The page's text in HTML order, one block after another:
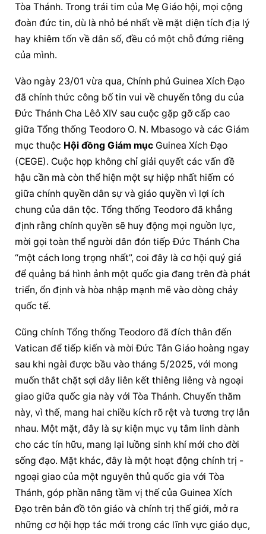
Tòa Thánh. Trong trái tim của Mẹ Giáo hội, mọi cộng
đoàn đức tin, dù là nhỏ bé nhất về mặt diện tích địa lý
hay khiêm tốn về dân số, đều có một chỗ đứng riêng
của mình.
Vào ngày 23/01 vừa qua, Chính phủ Guinea Xích Đạo
đã chính thức công bố tin vui về chuyến tông du của
Đức Thánh Cha Lêô XIV sau cuộc gặp gỡ cấp cao
giữa Tổng thống Teodoro O. N. Mbasogo và các Giám
mục thuộc Hội đồng Giám mục Guinea Xích Đạo
(CEGE). Cuộc họp không chỉ giải quyết các vấn đề
hậu cần mà còn thể hiện một sự hiệp nhất hiếm có
giữa chính quyền dân sự và giáo quyền vì lợi ích
chung của dân tộc. Tổng thống Teodoro đã khẳng
định rằng chính quyền sẽ huy động mọi nguồn lực,
mời gọi toàn thể người dân đón tiếp Đức Thánh Cha
“một cách long trọng nhất”, coi đây là cơ hội quý giá
để quảng bá hình ảnh một quốc gia đang trên đà phát
triển, ổn định và hòa nhập mạnh mẽ vào dòng chảy
quốc tế.
Cũng chính Tổng thống Teodoro đã đích thân đến
Vatican để tiếp kiến và mời Đức Tân Giáo hoàng ngay
sau khi ngài được bầu vào tháng 5/2025, với mong
muốn thắt chặt sợi dây liên kết thiêng liêng và ngoại
giao giữa quốc gia này với Tòa Thánh. Chuyến thăm
này, vì thế, mang hai chiều kích rõ rệt và tương trợ lẫn
nhau. Một mặt, đây là sự kiện mục vụ tâm linh dành
cho các tín hữu, mang lại luồng sinh khí mới cho đời
sống đạo. Mặt khác, đây là một hoạt động chính trị -
ngoại giao của một nguyên thủ quốc gia với Tòa
Thánh, góp phần nâng tầm vị thế của Guinea Xích
Đạo trên bản đồ tôn giáo và chính trị thế giới, mở ra
những cơ hội hợp tác mới trong các lĩnh vực giáo dục,